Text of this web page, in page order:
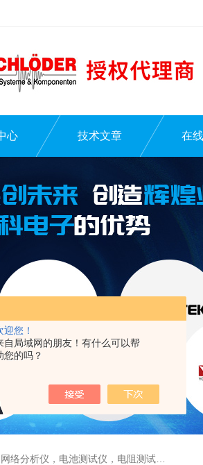
迎您！
自局域网的朋友！有什么可以帮
您的吗？
心 技术文章 在
电池测试仪，电阻测试仪，数据采集仪